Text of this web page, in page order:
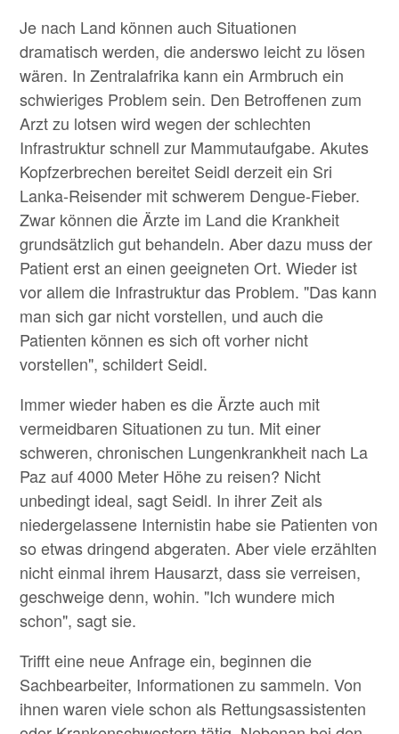
Je nach Land können auch Situationen
dramatisch werden, die anderswo leicht zu lösen
wären. In Zentralafrika kann ein Armbruch ein
schwieriges Problem sein. Den Betroffenen zum
Arzt zu lotsen wird wegen der schlechten
Infrastruktur schnell zur Mammutaufgabe. Akutes
Kopfzerbrechen bereitet Seidl derzeit ein Sri
Lanka-Reisender mit schwerem Dengue-Fieber.
Zwar können die Ärzte im Land die Krankheit
grundsätzlich gut behandeln. Aber dazu muss der
Patient erst an einen geeigneten Ort. Wieder ist
vor allem die Infrastruktur das Problem. "Das kann
man sich gar nicht vorstellen, und auch die
Patienten können es sich oft vorher nicht
vorstellen", schildert Seidl.
Immer wieder haben es die Ärzte auch mit
vermeidbaren Situationen zu tun. Mit einer
schweren, chronischen Lungenkrankheit nach La
Paz auf 4000 Meter Höhe zu reisen? Nicht
unbedingt ideal, sagt Seidl. In ihrer Zeit als
niedergelassene Internistin habe sie Patienten von
so etwas dringend abgeraten. Aber viele erzählten
nicht einmal ihrem Hausarzt, dass sie verreisen,
geschweige denn, wohin. "Ich wundere mich
schon", sagt sie.
Trifft eine neue Anfrage ein, beginnen die
Sachbearbeiter, Informationen zu sammeln. Von
ihnen waren viele schon als Rettungsassistenten